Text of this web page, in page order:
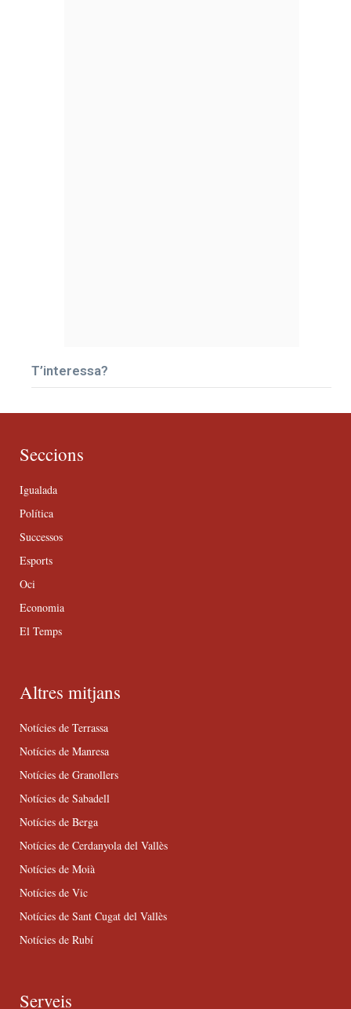
T’interessa?
Seccions
Igualada
Política
Successos
Esports
Oci
Economia
El Temps
Altres mitjans
Notícies de Terrassa
Notícies de Manresa
Notícies de Granollers
Notícies de Sabadell
Notícies de Berga
Notícies de Cerdanyola del Vallès
Notícies de Moià
Notícies de Vic
Notícies de Sant Cugat del Vallès
Notícies de Rubí
Serveis